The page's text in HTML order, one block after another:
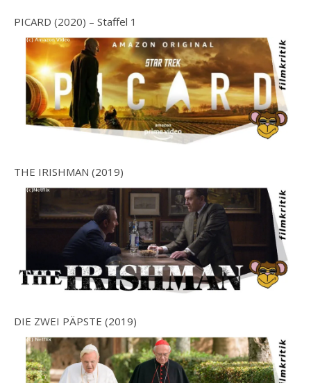
PICARD (2020) – Staffel 1
THE IRISHMAN (2019)
DIE ZWEI PÄPSTE (2019)